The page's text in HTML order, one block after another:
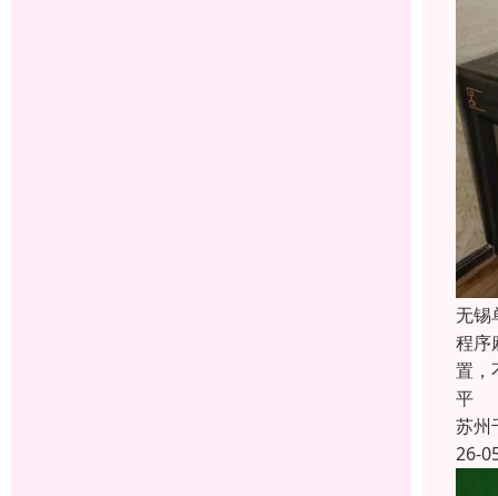
无锡
程序
置，
平
苏州
26-